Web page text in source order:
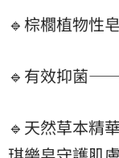
🔹棕櫚植物性
🔹有效抑菌——
🔹天然草本精